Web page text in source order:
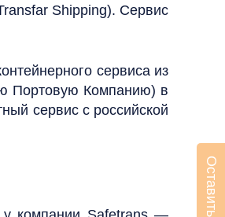
Shipping). Сервис
сервиса из
Портовую Компанию) в
сервис с российской